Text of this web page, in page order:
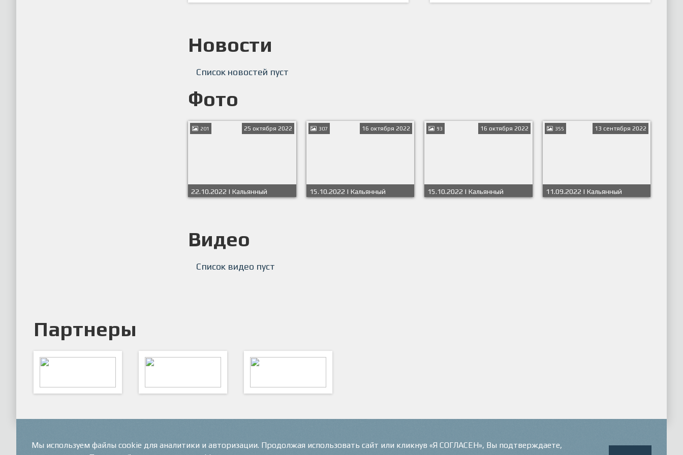
Новости
Список новостей пуст
Фото
25 октября 2022
201
22.10.2022 | Кальянный
дивизион
16 октября 2022
307
15.10.2022 | Кальянный
дивизион
16 октября 2022
93
15.10.2022 | Кальянный
дивизион
13 сентября 2022
355
11.09.2022 | Кальянный
дивизион
Видео
Список видео пуст
Партнеры
Мы используем файлы cookie для аналитики и авторизации. Продолжая использовать сайт или кликнув «Я СОГЛАСЕН», Вы подтверждаете,